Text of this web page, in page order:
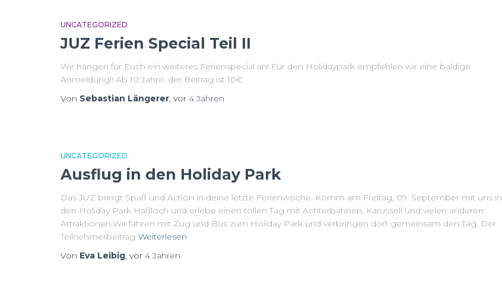
UNCATEGORIZED
JUZ Ferien Special Teil II
Wir hängen für Euch ein weiteres Ferienspecial an! Für den Holidaypark empfehlen wir eine baldige
Anmeldung!! Ab 10 Jahre, der Beitrag ist 10€
Von Sebastian Längerer, vor 4 Jahren
UNCATEGORIZED
Ausflug in den Holiday Park
Das JUZ bringt Spaß und Action in deine letzte Ferienwoche. Komm am Freitag, 09. September mit uns in
den Holiday Park Haßloch und erlebe einen tollen Tag mit Achterbahnen, Karussell und vielen anderen
Attraktionen.Wir fahren mit Zug und Bus zum Holiday Park und verbringen dort gemeinsam den Tag. Der
Teilnehmerbeitrag Weiterlesen
Von Eva Leibig, vor 4 Jahren